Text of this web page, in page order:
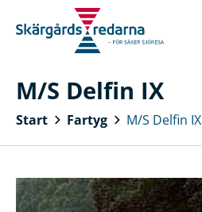
M/S Delfin IX
Start Fartyg M/S Delfin IX